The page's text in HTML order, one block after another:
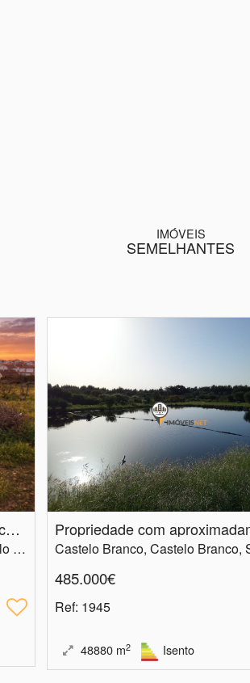
IMÓVEIS
SEMELHANTES
Terreno urbano com 1150m2 para construção, Venda, Castelo Branco
Castelo Branco, Castelo Branco, Castelo Branco
485.000€
Ref: 1945
48880 m2 Isento